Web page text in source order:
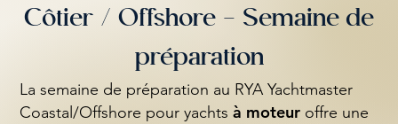
Côtier / Offshore - Semaine de
préparation
La semaine de préparation au RYA Yachtmaster
Coastal/Offshore pour yachtsà moteur offre une